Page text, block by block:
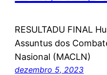
RESULTADU FINAL
Assuntus dos
Nasional (MACLN)
dezembro 5, 2023